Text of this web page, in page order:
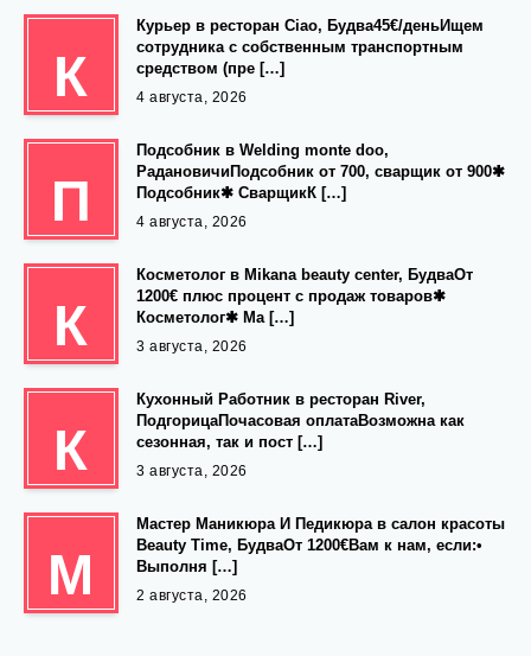
К
Курьер в ресторан Ciao, Будва45€/деньИщем
сотрудника с собственным транспортным
средством (пре […]
4 августа, 2026
П
Подсобник в Welding monte doo,
РадановичиПодсобник от 700, сварщик от 900✱
Подсобник✱ СварщикК […]
4 августа, 2026
К
Косметолог в Mikana beauty center, БудваОт
1200€ плюс процент с продаж товаров✱
Косметолог✱ Ма […]
3 августа, 2026
К
Кухонный Работник в ресторан River,
ПодгорицаПочасовая оплатаВозможна как
сезонная, так и пост […]
3 августа, 2026
М
Мастер Маникюра И Педикюра в салон красоты
Beauty Time, БудваОт 1200€Вам к нам, если:•
Выполня […]
2 августа, 2026